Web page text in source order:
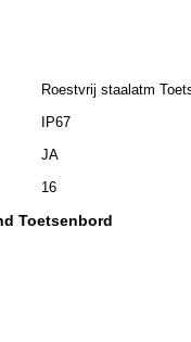
Roestvrij staalatm
IP67
JA
16
Toetsenbord